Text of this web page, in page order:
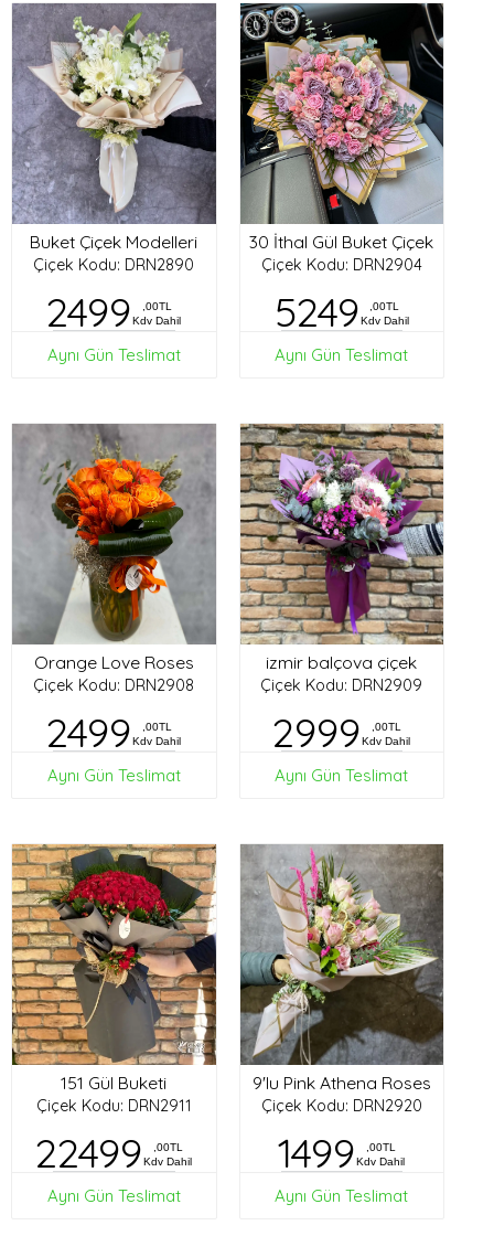
Buket Çiçek Modelleri
Çiçek Kodu: DRN2890
2499
,00TL
Kdv Dahil
Aynı Gün Teslimat
30 İthal Gül Buket Çiçek
Çiçek Kodu: DRN2904
5249
,00TL
Kdv Dahil
Aynı Gün Teslimat
Orange Love Roses
Çiçek Kodu: DRN2908
2499
,00TL
Kdv Dahil
Aynı Gün Teslimat
izmir balçova çiçek
Çiçek Kodu: DRN2909
2999
,00TL
Kdv Dahil
Aynı Gün Teslimat
151 Gül Buketi
Çiçek Kodu: DRN2911
22499
,00TL
Kdv Dahil
Aynı Gün Teslimat
9'lu Pink Athena Roses
Çiçek Kodu: DRN2920
1499
,00TL
Kdv Dahil
Aynı Gün Teslimat